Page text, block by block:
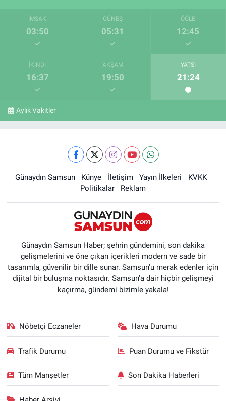
İMSAK
03:50
GÜNEŞ
05:31
ÖĞLE
12:45
İKINDI
16:37
AKŞAM
19:50
YATSI
21:24
Aylık Vakitler
Günaydın Samsun Künye İletişim Yayın İlkeleri
KVKK
Politikalar
Reklam
Günaydın Samsun Haber; şehrin gündemini, son dakika
gelişmelerini ve öne çıkan içerikleri modern ve sade bir
tasarımla, güvenilir bir dille sunar. Samsun’u merak edenler için
dijital bir buluşma noktasıdır. Samsun’a dair hiçbir gelişmeyi
kaçırma, gündemi bizimle yakala!
Nöbetçi Eczaneler Hava Durumu
Trafik Durumu Puan Durumu ve Fikstür
Tüm Manşetler Son Dakika Haberleri